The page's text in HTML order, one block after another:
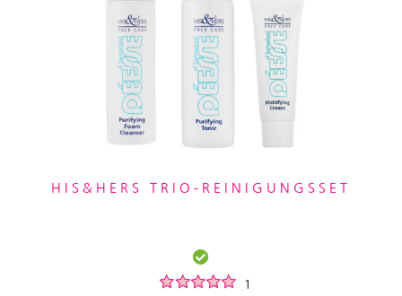
HIS&HERS TRIO-REINIGUNGSSET
1